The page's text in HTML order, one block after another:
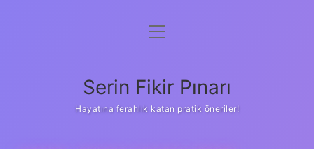
Gizlilik Politikası
Yasal Uyarı
menüyü
Serin Fikir Pınarı
Hayatına ferahlık katan pratik öneriler!